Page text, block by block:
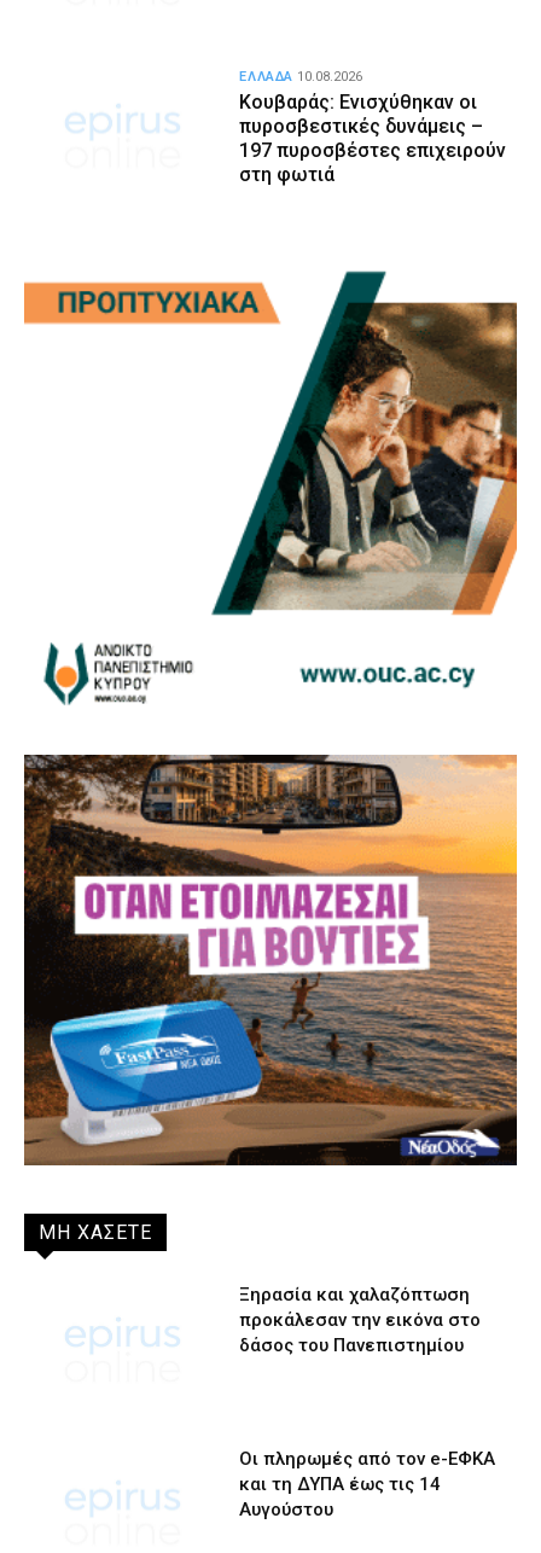
Κουβαράς: Ενισχύθηκαν οι
πυροσβεστικές δυνάμεις –
197 πυροσβέστες επιχειρούν
στη φωτιά
ΕΛΛΑΔΑ 10.08.2026
ΜΗ ΧΑΣΕΤΕ
Ξηρασία και χαλαζόπτωση
προκάλεσαν την εικόνα στο
δάσος του Πανεπιστημίου
Οι πληρωμές από τον e-ΕΦΚΑ
και τη ΔΥΠΑ έως τις 14
Αυγούστου